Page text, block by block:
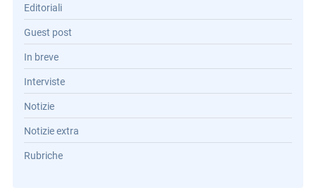
Editoriali
Guest post
In breve
Interviste
Notizie
Notizie extra
Rubriche